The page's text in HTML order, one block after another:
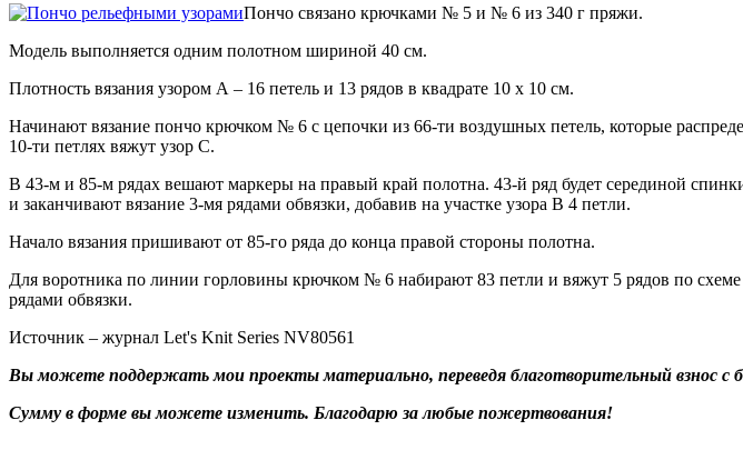
Пончо связано крючками № 5 и № 6 из 340 г пряжи.
Модель выполняется одним полотном шириной 40 см.
Плотность вязания узором А – 16 петель и 13 рядов в квадрате 10 х 10 см.
Начинают вязание пончо крючком № 6 с цепочки из 66-ти воздушных петель, которые
10-ти петлях вяжут узор С.
В 43-м и 85-м рядах вешают маркеры на правый край полотна. 43-й ряд будет серединой
и заканчивают вязание 3-мя рядами обвязки, добавив на участке узора В 4 петли.
Начало вязания пришивают от 85-го ряда до конца правой стороны полотна.
Для воротника по линии горловины крючком № 6 набирают 83 петли и вяжут 5 рядов по
рядами обвязки.
Источник – журнал Let's Knit Series NV80561
Вы можете поддержать мои проекты материально, переведя благотворительный взнос с
Сумму в форме вы можете изменить. Благодарю за любые пожертвования!